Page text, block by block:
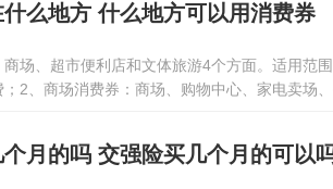
购买学平险也是可以的。
么地方 什么地方可以用消费券
场、超市便利店和文体旅游4个方面。适用范
2、商场消费券：商场、购物中心、家电卖场
月的吗 交强险买几个月的可以